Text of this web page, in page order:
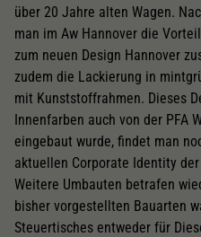
über 20 Jahre alten Wagen.
man im Aw Hannover die
zum neuen Design Hannover
zudem die Lackierung in
mit Kunststoffrahmen. Dieses
Innenfarben auch von der PFA
eingebaut wurde, findet man
aktuellen Corporate Identity der
Weitere Umbauten betrafen
bisher vorgestellten Bauarten
Steuertisches entweder für